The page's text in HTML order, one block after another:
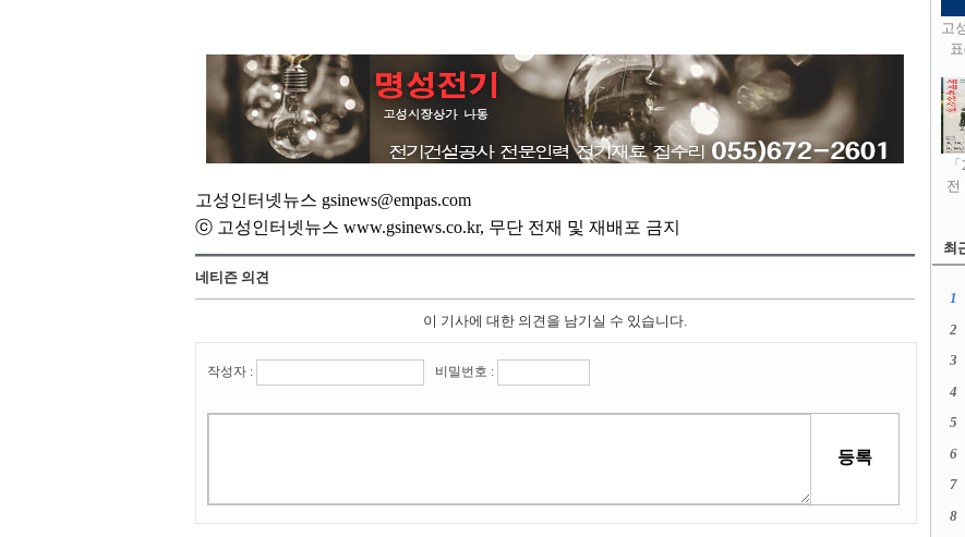
고성인터넷뉴스 gsinews@empas.com
ⓒ 고성인터넷뉴스 www.gsinews.co.kr, 무단 전재 및 재배포 금지
네티즌 의견
이 기사에 대한 의견을 남기실 수 있습니다.
작성자 : 비밀번호 :
고
전
최
1
2
3
4
5
6
7
8